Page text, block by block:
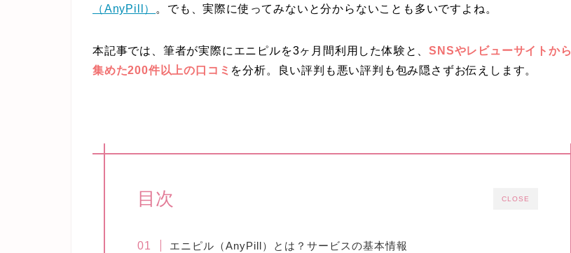
（AnyPill）
。でも、実際に使ってみないと分からないことも多いですよね。
本記事では、筆者が実際にエニピルを3ヶ月間利用した体験と、SNSやレビューサイトから
集めた200件以上の口コミ を分析。良い評判も悪い評判も包み隠さずお伝えします。
CLOSE
目次
エニピル（AnyPill）とは？サービスの基本情報